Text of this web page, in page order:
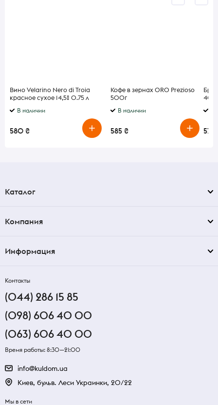
Вино Velarino Nero di Troia
красное сухое 14,5% 0.75 л
В наличии
580 ₴
Кофе в зернах ORO Prezioso
500г
В наличии
585 ₴
40%
578
Каталог
Компания
Информация
Контакты
(044) 286 15 85
(098) 606 40 00
(063) 606 40 00
Время работы: 8:30—21:00
info@kuldom.ua
Киев, бульв. Леси Украинки, 20/22
Мы в сети